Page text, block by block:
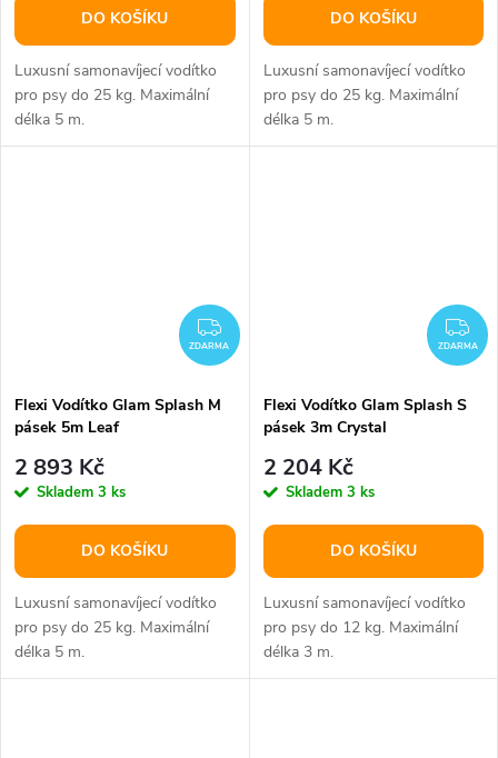
DO KOŠÍKU
Luxusní samonavíjecí vodítko
pro psy do 25 kg. Maximální
délka 5 m.
DO KOŠÍKU
Luxusní samonavíjecí vodítko
pro psy do 25 kg. Maximální
délka 5 m.
ZDARMA
ZDARMA
Flexi Vodítko Glam Splash M
pásek 5m Leaf
2 893 Kč
Skladem 3 ks
DO KOŠÍKU
Luxusní samonavíjecí vodítko
pro psy do 25 kg. Maximální
délka 5 m.
ZDARMA
Flexi Vodítko Glam Splash S
pásek 3m Crystal
2 204 Kč
Skladem 3 ks
DO KOŠÍKU
Luxusní samonavíjecí vodítko
pro psy do 12 kg. Maximální
délka 3 m.